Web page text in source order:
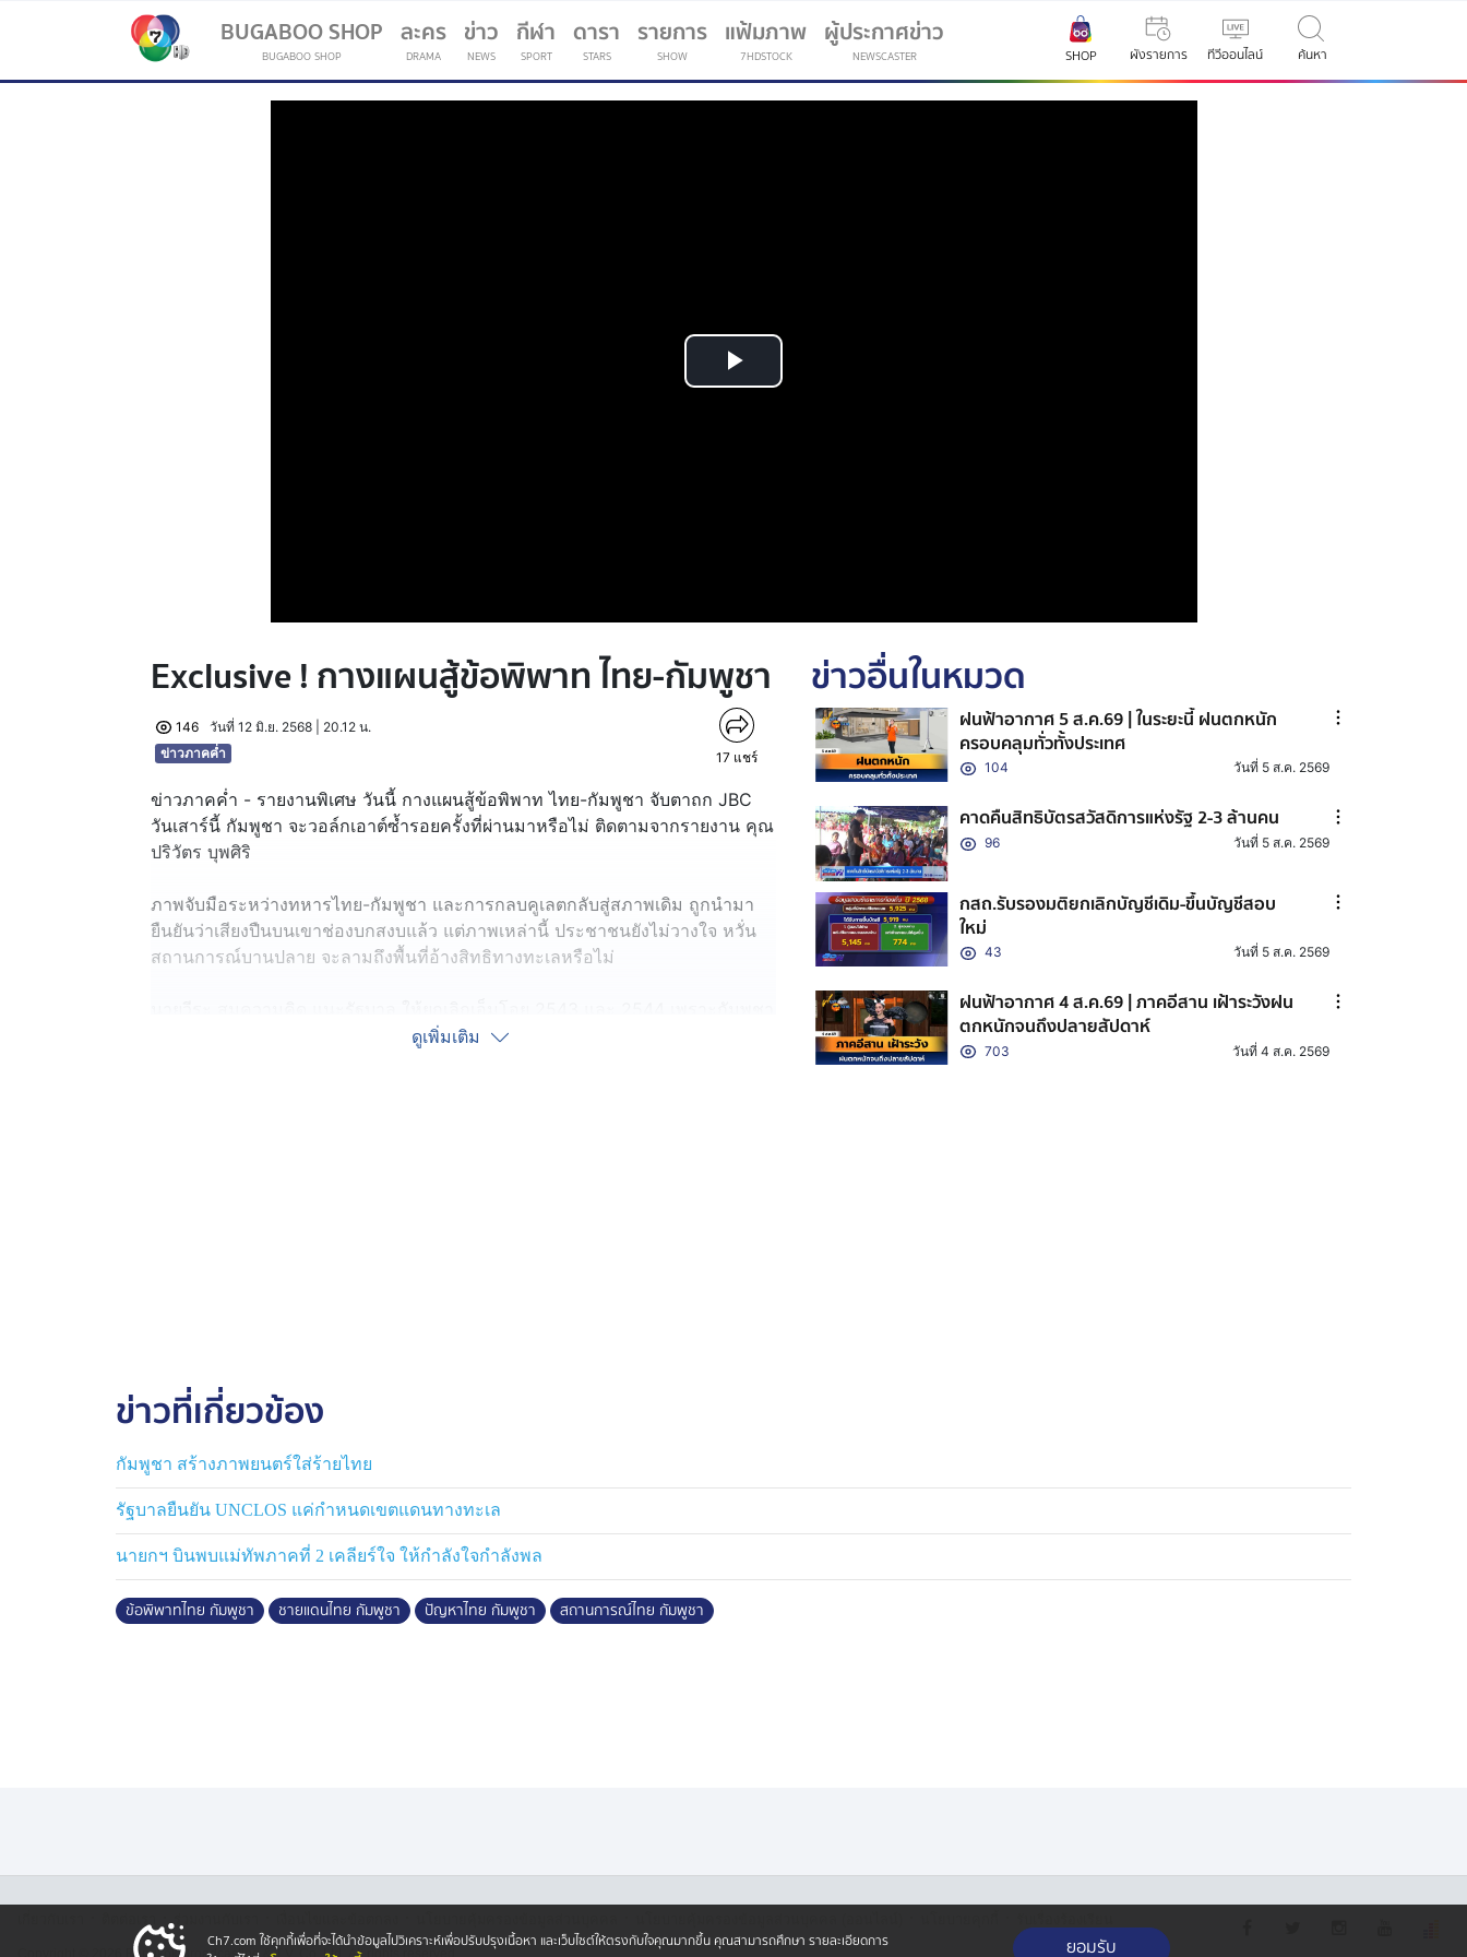
BUGABOO SHOP
BUGABOO SHOP
ละคร
DRAMA
ข่าว
NEWS
กีฬา
SPORT
(current)
ดารา
STARS
รายการ
SHOW
แฟ้มภาพ
7HDSTOCK
ผู้ประกาศข่าว
NEWSCASTER SHOP ผังรายการ ทีวีออนไลน์ ค้นหา
Play
Exclusive ! กางแผนสู้ข้อพิพาท ไทย-กัมพูชา
146
วันที่ 12 มิ.ย. 2568 | 20.12 น.
ข่าวภาคค่ำ
17 แชร์
ข่าวภาคค่ำ - รายงานพิเศษ วันนี้ กางแผนสู้ข้อพิพาท ไทย-กัมพูชา จับตาถก JBC
วันเสาร์นี้ กัมพูชา จะวอล์กเอาต์ซ้ำรอยครั้งที่ผ่านมาหรือไม่ ติดตามจากรายงาน คุณ
ปริวัตร บุพศิริ
ภาพจับมือระหว่างทหารไทย-กัมพูชา และการกลบคูเลตกลับสู่สภาพเดิม ถูกนำมา
ยืนยันว่าเสียงปืนบนเขาช่องบกสงบแล้ว แต่ภาพเหล่านี้ ประชาชนยังไม่วางใจ หวั่น
สถานการณ์บานปลาย จะลามถึงพื้นที่อ้างสิทธิทางทะเลหรือไม่
ละเมิดหลายครั้ง หากยังหวังเจรจา เสี่ยงถูกฮุบลามยันทะเล
ดูเพิ่มเติม
ข่าวอื่นในหมวด
ฝนฟ้าอากาศ 5 ส.ค.69 | ในระยะนี้ ฝนตกหนัก
ครอบคลุมทั่วทั้งประเทศ
104 วันที่ 5 ส.ค. 2569
คาดคืนสิทธิบัตรสวัสดิการแห่งรัฐ 2-3 ล้านคน
96 วันที่ 5 ส.ค. 2569
กสถ.รับรองมติยกเลิกบัญชีเดิม-ขึ้นบัญชีสอบ
ใหม่
43 วันที่ 5 ส.ค. 2569
ฝนฟ้าอากาศ 4 ส.ค.69 | ภาคอีสาน เฝ้าระวังฝน
ตกหนักจนถึงปลายสัปดาห์
703 วันที่ 4 ส.ค. 2569
ข่าวที่เกี่ยวข้อง
กัมพูชา สร้างภาพยนตร์ใส่ร้ายไทย
รัฐบาลยืนยัน UNCLOS แค่กำหนดเขตแดนทางทะเล
นายกฯ บินพบแม่ทัพภาคที่ 2 เคลียร์ใจ ให้กำลังใจกำลังพล
ข้อพิพาทไทย กัมพูชา ชายแดนไทย กัมพูชา ปัญหาไทย กัมพูชา สถานการณ์ไทย กัมพูชา
Copyright © 2026 Bangkok Broadcasting & T.V. Co.,Ltd. All rights reserved
Ch7.com ใช้คุกกี้เพื่อที่จะได้นำข้อมูลไปวิเคราะห์เพื่อปรับปรุงเนื้อหา และเว็บไซต์ให้ตรงกับใจคุณมากขึ้น คุณสามารถศึกษา รายละเอียดการ
ยอมรับ